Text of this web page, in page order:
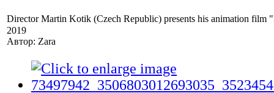
Director Martin Kotik (Czech Republic) presents his animation film
2019
Автор: Zara